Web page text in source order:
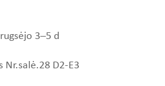
3–5 d
Nr.salė.28 D2-E3